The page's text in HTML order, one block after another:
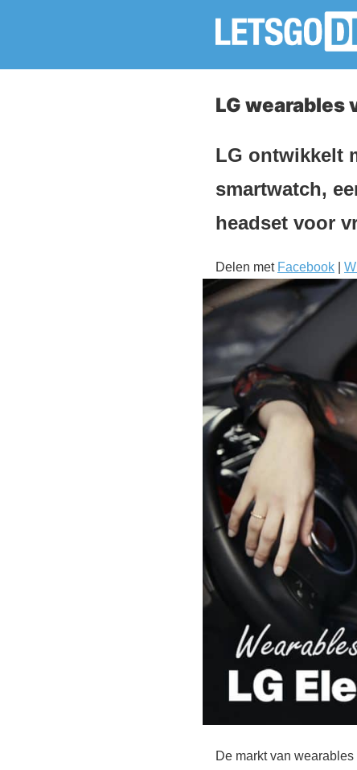
LG
LG ontwikkelt
smartwatch,
headset voor
Delen met Facebook
De markt van